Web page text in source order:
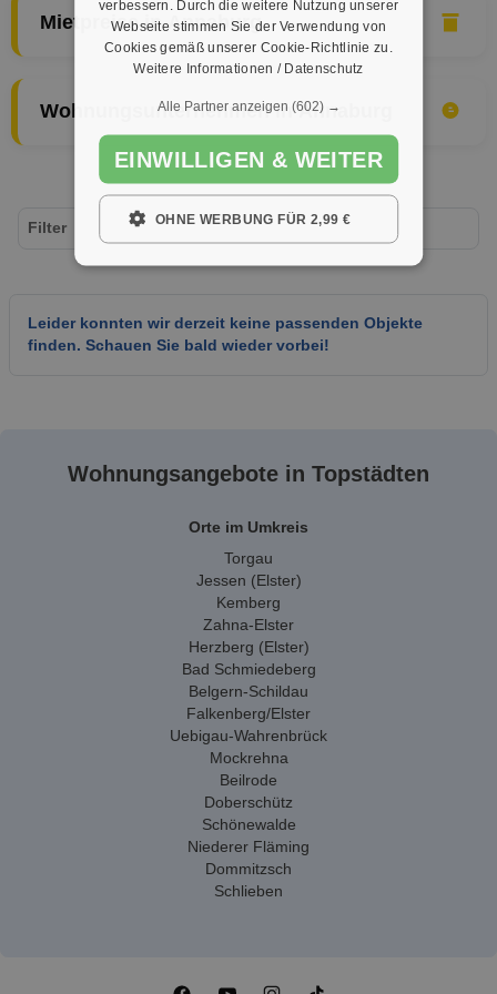
Mietpreise in Annaburg
Wohnungsunternehmen in Annaburg
Leider konnten wir derzeit keine passenden Objekte
finden. Schauen Sie bald wieder vorbei!
Filter
Wohnungsangebote in Topstädten
Orte im Umkreis
Torgau
Jessen (Elster)
Kemberg
Zahna-Elster
Herzberg (Elster)
Bad Schmiedeberg
Belgern-Schildau
Falkenberg/Elster
Uebigau-Wahrenbrück
Mockrehna
Beilrode
Doberschütz
Schönewalde
Niederer Fläming
Dommitzsch
Schlieben
verbessern. Durch die weitere Nutzung unserer
Webseite stimmen Sie der Verwendung von
Cookies gemäß unserer Cookie-Richtlinie zu.
Weitere Informationen / Datenschutz
Alle Partner anzeigen (602) →
EINWILLIGEN & WEITER
OHNE WERBUNG FÜR 2,99 €